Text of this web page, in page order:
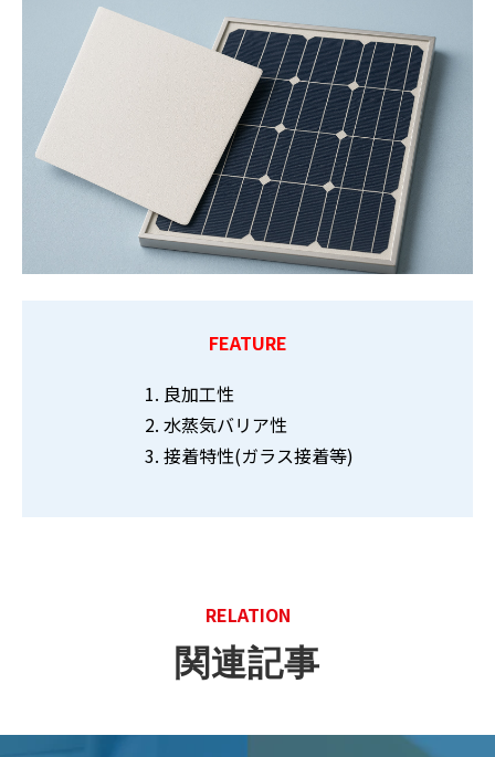
FEATURE
良加工性
水蒸気バリア性
接着特性(ガラス接着等)
RELATION
関連記事